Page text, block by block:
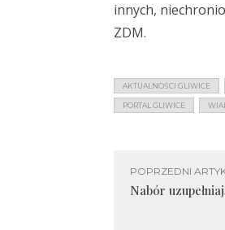
innych,
ZDM.
AKTUALNOŚCI GLIWICE
PORTAL GLIWICE
POPRZEDNI
Nabór